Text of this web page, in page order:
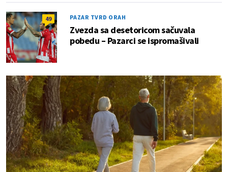
49 PAZAR TVRD ORAH
Zvezda sa desetoricom sačuvala
pobedu – Pazarci se ispromašivali